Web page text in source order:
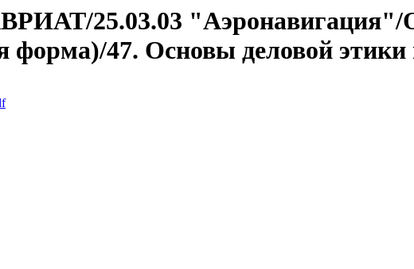
25.03.03 "Аэронавигация"/
форма)/47. Основы деловой